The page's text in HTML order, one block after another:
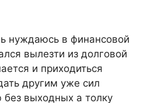
нуждаюсь в финансовой
вылезти из долговой
и приходиться
другим уже сил
без выходных а толку